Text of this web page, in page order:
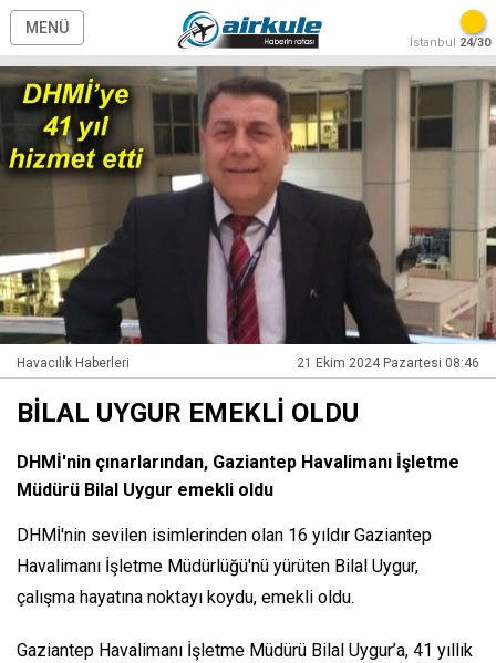
MENÜ
İstanbul 24/30
Havacılık Haberleri 21 Ekim 2024 Pazartesi 08:46
BİLAL UYGUR EMEKLİ OLDU
DHMİ'nin çınarlarından, Gaziantep Havalimanı İşletme
Müdürü Bilal Uygur emekli oldu
DHMİ'nin sevilen isimlerinden olan 16 yıldır Gaziantep
Havalimanı İşletme Müdürlüğü'nü yürüten Bilal Uygur,
çalışma hayatına noktayı koydu, emekli oldu.
Gaziantep Havalimanı İşletme Müdürü Bilal Uygur’a, 41 yıllık